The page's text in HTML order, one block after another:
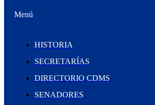
Menú
HISTORIA
SECRETARÍAS
DIRECTORIO CDMS
SENADORES